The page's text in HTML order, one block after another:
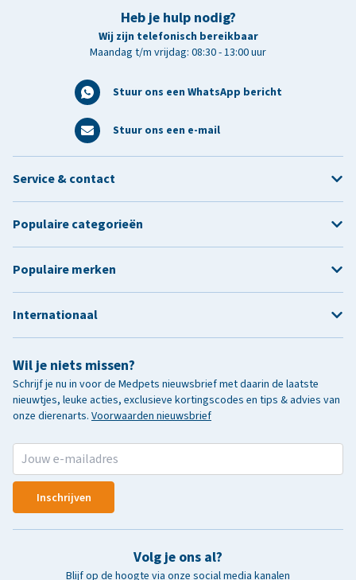
Heb je hulp nodig?
Wij zijn telefonisch bereikbaar
Maandag t/m vrijdag: 08:30 - 13:00 uur
Stuur ons een WhatsApp bericht
Stuur ons een e-mail
Wil je niets missen?
Schrijf je nu in voor de Medpets nieuwsbrief met daarin de laatste
nieuwtjes, leuke acties, exclusieve kortingscodes en tips & advies van
onze dierenarts. Voorwaarden nieuwsbrief
Inschrijven
Volg je ons al?
Blijf op de hoogte via onze social media kanalen
Service & contact
Populaire categorieën
Populaire merken
Internationaal